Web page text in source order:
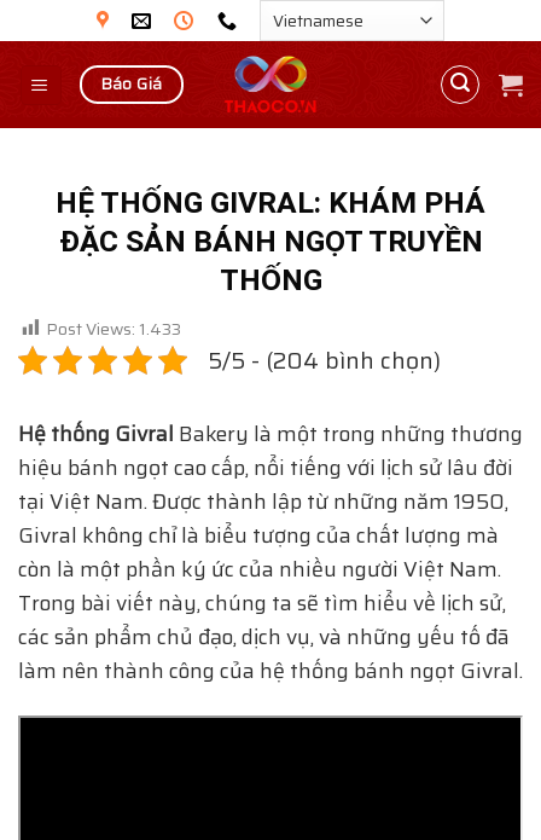
to
content
Báo Giá
HỆ THỐNG GIVRAL: KHÁM PHÁ
ĐẶC SẢN BÁNH NGỌT TRUYỀN
THỐNG
Post Views: 1.433
5/5 - (204 bình chọn)
Hệ thống Givral Bakery là một trong những thương
hiệu bánh ngọt cao cấp, nổi tiếng với lịch sử lâu đời
tại Việt Nam. Được thành lập từ những năm 1950,
Givral không chỉ là biểu tượng của chất lượng mà
còn là một phần ký ức của nhiều người Việt Nam.
Trong bài viết này, chúng ta sẽ tìm hiểu về lịch sử,
các sản phẩm chủ đạo, dịch vụ, và những yếu tố đã
làm nên thành công của hệ thống bánh ngọt Givral.